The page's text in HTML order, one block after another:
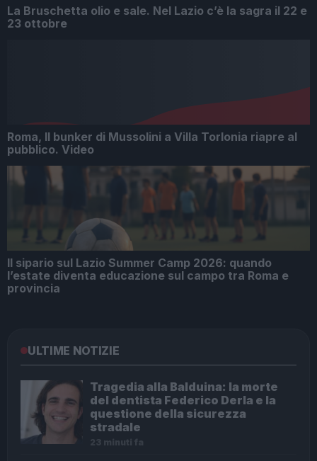
La Bruschetta olio e sale. Nel Lazio c’è la sagra il 22 e
23 ottobre
Roma, Il bunker di Mussolini a Villa Torlonia riapre al
pubblico. Video
Il sipario sul Lazio Summer Camp 2026: quando
l’estate diventa educazione sul campo tra Roma e
provincia
ULTIME NOTIZIE
Tragedia alla Balduina: la morte
del dentista Federico Derla e la
questione della sicurezza
stradale
23 minuti fa